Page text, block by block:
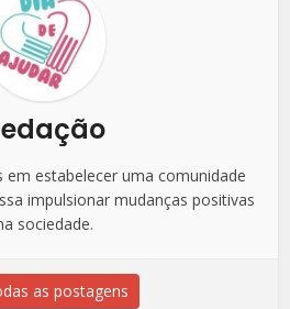
em estabelecer uma comunidade
impulsionar mudanças positivas
sociedade.
as postagens